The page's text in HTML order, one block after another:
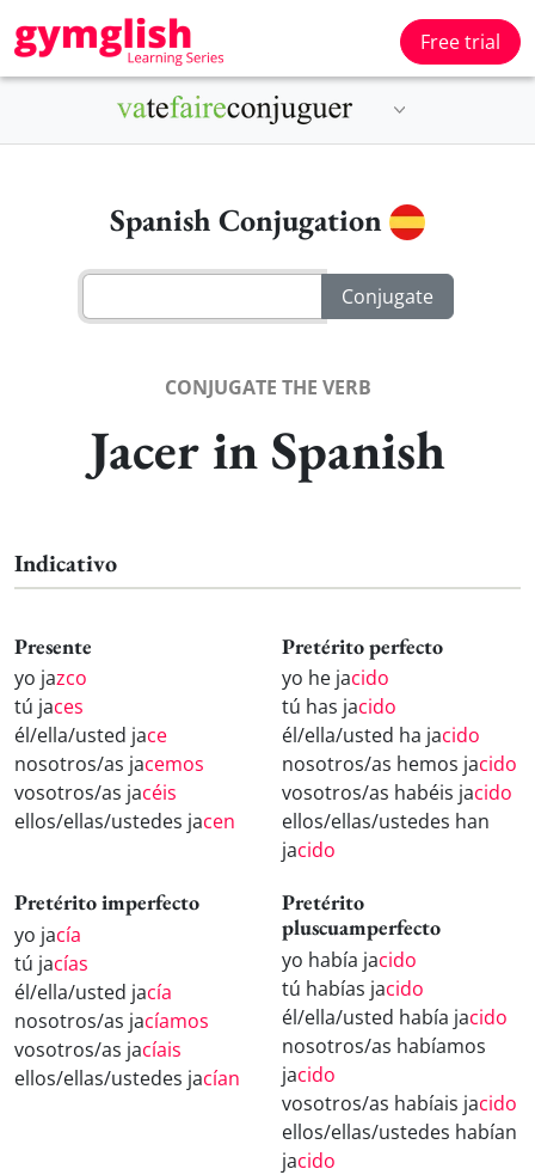
Free trial
Spanish Conjugation
CONJUGATE THE VERB
Jacer in Spanish
Indicativo
Presente
yo jazco
tú jaces
él/ella/usted jace
nosotros/as jacemos
vosotros/as jacéis
ellos/ellas/ustedes jacen
Pretérito perfecto
yo he jacido
tú has jacido
él/ella/usted ha jacido
nosotros/as hemos jacido
vosotros/as habéis jacido
ellos/ellas/ustedes han
jacido
Pretérito imperfecto
yo jacía
tú jacías
él/ella/usted jacía
nosotros/as jacíamos
vosotros/as jacíais
ellos/ellas/ustedes jacían
Pretérito
pluscuamperfecto
yo había jacido
tú habías jacido
él/ella/usted había jacido
nosotros/as habíamos
jacido
vosotros/as habíais jacido
ellos/ellas/ustedes habían
jacido